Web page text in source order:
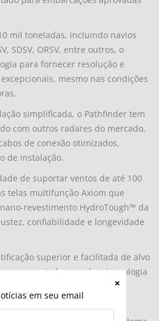
em seu email
mil toneladas, incluindo navios
SDSV, ORSV, entre outros, o
para fornecer resolução e
mesmo nas condições
simplificada, o Pathfinder tem
com outros radares do mercado,
de conexão otimizados,
de instalação.
de suportar ventos de até 100
telas multifunção Axiom que
revestimento HydroTough™ da
confiabilidade e longevidade
superior e facilitada de alvo
aumentada usando a tecnologia
do Pathfinder oferece